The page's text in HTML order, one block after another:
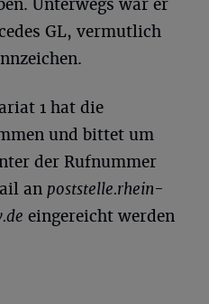
Unterwegs war er
GL, vermutlich
1 hat die
und bittet um
der Rufnummer
an poststelle.rhein-
eingereicht werden